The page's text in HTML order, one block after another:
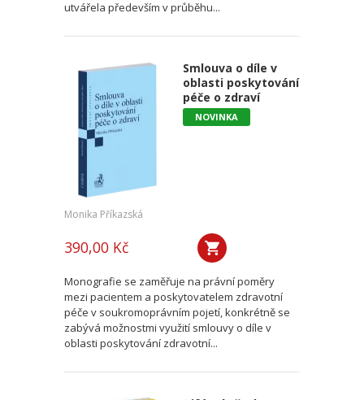
utvářela především v průběhu...
Smlouva o díle v
oblasti poskytování
péče o zdraví
NOVINKA
Monika Příkazská
390,00 Kč
Monografie se zaměřuje na právní poměry
mezi pacientem a poskytovatelem zdravotní
péče v soukromoprávním pojetí, konkrétně se
zabývá možnostmi využití smlouvy o díle v
oblasti poskytování zdravotní...